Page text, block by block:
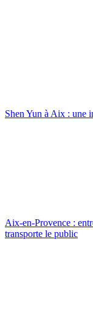
Shen Yun à Aix : une
Aix-en-Provence :
transporte le public